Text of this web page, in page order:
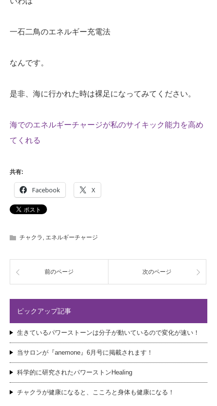
一石二鳥のエネルギー充電法
なんです。
是非、海に行かれた時は裸足になってみてください。
海でのエネルギーチャージが私のサイキック能力を高め
てくれる
共有:
Facebook X
チャクラ エネルギーチャージ
前のページ 次のページ
ピックアップ記事
生きているパワーストーンは分子が動いているので変化が速い！
当サロンが『anemone』6月号に掲載されます！
科学的に研究されたパワーストンHealing
チャクラが健康になると、こころと身体も健康になる！